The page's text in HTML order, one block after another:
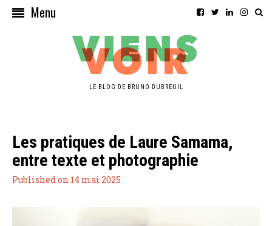
Menu
LE BLOG DE BRUNO DUBREUIL
Les pratiques de Laure Samama,
entre texte et photographie
Published on 14 mai 2025